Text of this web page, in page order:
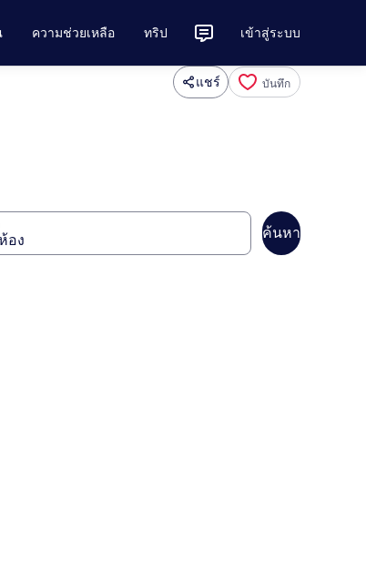
ความช่วยเหลือ ทริป เข้าสู่ระบบ
แชร์ บันทึก
ค้นหา